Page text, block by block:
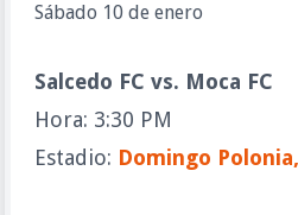
Sábado 10 de enero
Salcedo FC vs. Moca FC
Hora: 3:30 PM
Estadio: Domingo